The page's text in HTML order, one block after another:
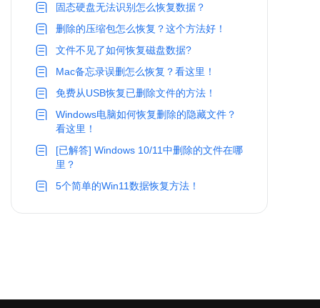
固态硬盘无法识别怎么恢复数据？
删除的压缩包怎么恢复？这个方法好！
文件不见了如何恢复磁盘数据?
Mac备忘录误删怎么恢复？看这里！
免费从USB恢复已删除文件的方法！
Windows电脑如何恢复删除的隐藏文件？
看这里！
[已解答] Windows 10/11中删除的文件在哪
里？
5个简单的Win11数据恢复方法！